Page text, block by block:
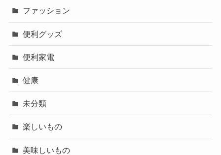
ファッション
便利グッズ
便利家電
健康
未分類
楽しいもの
美味しいもの